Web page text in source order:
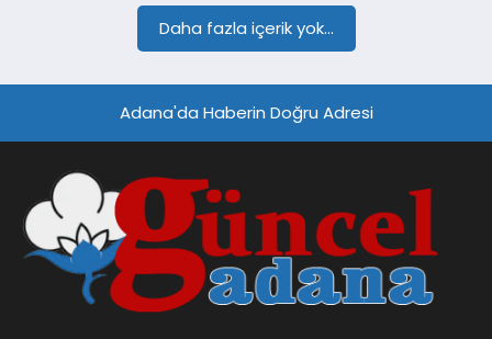
Daha fazla içerik yok...
Adana'da Haberin Doğru Adresi